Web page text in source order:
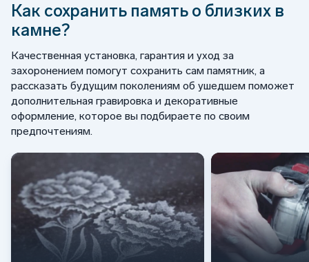
Как сохранить память о близких в
камне?
Качественная установка, гарантия и уход за
захоронением помогут сохранить сам памятник, а
рассказать будущим поколениям об ушедшем поможет
дополнительная гравировка и декоративные
оформление, которое вы подбираете по своим
предпочтениям.